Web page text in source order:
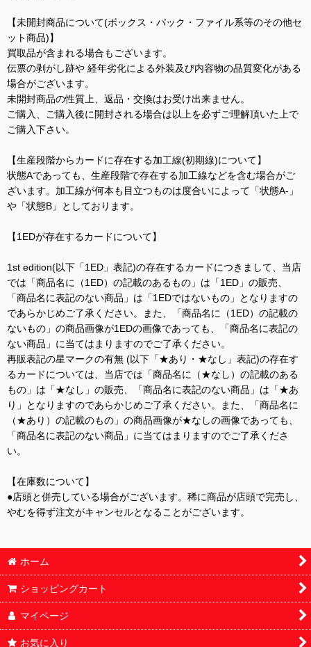
【未開封商品について(ボックス・パック・ファイル系等のその他セ
ット商品)】
買取品が含まれる場合もございます。
伝票の剥がし跡や 経年劣化による外装及び内容物の品質変化がある
場合がございます。
未開封商品の性質上、返品・交換はお受け出来ません。
ご購入、ご購入後に開封される場合は以上を必ずご理解頂いた上で
ご購入下さい。
【生産段階からカードに存在する加工線(初期線)について】
状態Aであっても、生産段階で存在する加工線などを含む場合がご
ざいます。加工線が何本も目立つものは度合いによって「状態A-」
や「状態B」としております。
【1EDが存在するカードについて】
1st edition(以下「1ED」表記)の存在するカードにつきまして、当店
では「商品名に（1ED）の記載のあるもの」は「1ED」の販売、
「商品名に表記のない商品」は「1EDではないもの」となりますの
であらかじめご了承ください。また、「商品名に（1ED）の記載の
ないもの」の商品画像が1EDの画像であっても、「商品名に表記の
ない商品」に当てはまりますのでご了承ください。
再販表記の星マークの有無 (以下「★あり・★なし」表記)の存在す
るカードについては、当店では「商品名に（★なし）の記載のある
もの」は「★なし」の販売、「商品名に表記のない商品」は「★あ
り」となりますのであらかじめご了承ください。また、「商品名に
（★あり）の記載のもの」の商品画像が★なしの画像であっても、
「商品名に表記のない商品」に当てはまりますのでご了承くださ
い。
【在庫数について】
●店頭と併売している場合がございます。稀に商品が店頭で完売し、
やむを得ず注文がキャンセルとなることがございます。
ホーム
ショッピングカート
マイページ
お気に入り